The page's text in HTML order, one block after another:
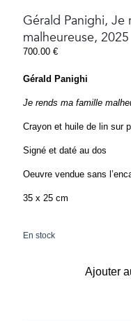
Gérald Panighi, Je
malheureuse, 2025
700.00 €
Gérald Panighi
Je rends ma famille
Crayon et huile de lin sur
Signé et daté au dos
Oeuvre vendue sans
35 x 25 cm
En stock
Ajouter